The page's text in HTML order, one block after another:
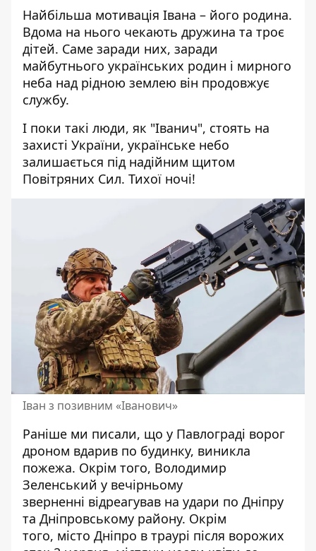
Найбільша мотивація Івана – його родина.
Вдома на нього чекають дружина та троє
дітей. Саме заради них, заради
майбутнього українських родин і мирного
неба над рідною землею він продовжує
службу.
І поки такі люди, як "Іванич", стоять на
захисті України, українське небо
залишається під надійним щитом
Повітряних Сил. Тихої ночі!
Іван з позивним «Іванович»
Раніше ми писали, що у Павлограді ворог
дроном вдарив по будинку, виникла
пожежа. Окрім того, Володимир
Зеленський у вечірньому
зверненні відреагував на удари по Дніпру
та Дніпровському району. Окрім
того, місто Дніпро в траурі після ворожих